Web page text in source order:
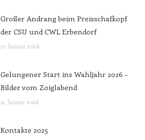
Großer Andrang beim Preisschafkopf
der CSU und CWL Erbendorf
17. Januar 2026
Gelungener Start ins Wahljahr 2026 –
Bilder vom Zoiglabend
11. Januar 2026
Kontakte 2025